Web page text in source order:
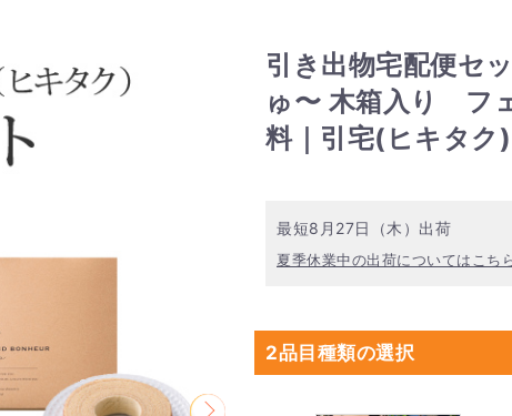
引き出物宅配便セ
ゅ〜 木箱入り フ
料｜引宅(ヒキタク)
最短8月27日（木）出荷
夏季休業中の出荷についてはこち
2品目種類の選択